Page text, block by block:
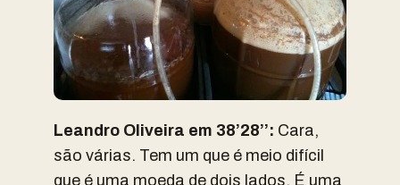
Leandro Oliveira em 38’28’’: Cara,
são várias. Tem um que é meio difícil
que é uma moeda de dois lados. É uma